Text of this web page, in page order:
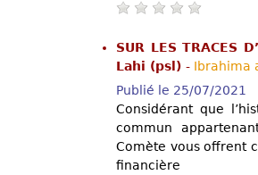
SUR LES TRACES
Lahi (psl) - Ibrahima
Publié le 25/07/2021
Considérant que
commun
Comète vous offrent
financière